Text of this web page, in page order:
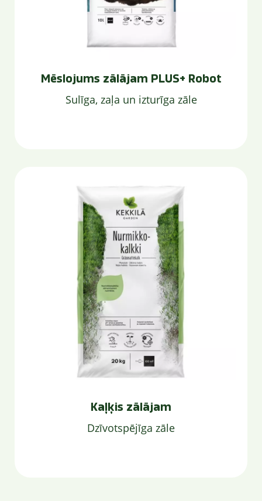
Mēslojums zālājam PLUS+ Robot
Sulīga, zaļa un izturīga zāle
Kaļķis zālājam
Dzīvotspējīga zāle